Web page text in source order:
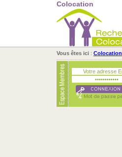
Colocation
Vous êtes ici : Colocation